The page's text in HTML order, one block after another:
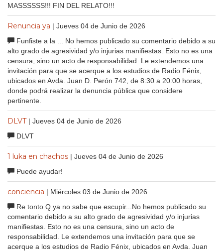
MASSSSSS!!! FIN DEL RELATO!!!
Renuncia ya | Jueves 04 de Junio de 2026
Funfiste a la ... No hemos publicado su comentario debido a su
alto grado de agresividad y/o injurias manifiestas. Esto no es una
censura, sino un acto de responsabilidad. Le extendemos una
invitación para que se acerque a los estudios de Radio Fénix,
ubicados en Avda. Juan D. Perón 742, de 8:30 a 20:00 horas,
donde podrá realizar la denuncia pública que considere
pertinente.
DLVT | Jueves 04 de Junio de 2026
DLVT
1 luka en chachos | Jueves 04 de Junio de 2026
Puede ayudar!
conciencia | Miércoles 03 de Junio de 2026
Re tonto Q ya no sabe que escupir...No hemos publicado su
comentario debido a su alto grado de agresividad y/o injurias
manifiestas. Esto no es una censura, sino un acto de
responsabilidad. Le extendemos una invitación para que se
acerque a los estudios de Radio Fénix, ubicados en Avda. Juan